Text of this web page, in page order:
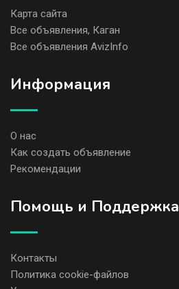
Карта сайта
Все объявления, Каган
Все объявления AvizInfo
Информация
О нас
Как создать объявление
Рекомендации
Помощь и Поддержка
Контакты
Политика cookie-файлов